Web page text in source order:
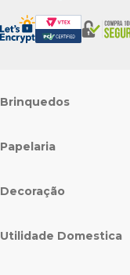
Brinquedos
Papelaria
Decoração
Utilidade Domestica